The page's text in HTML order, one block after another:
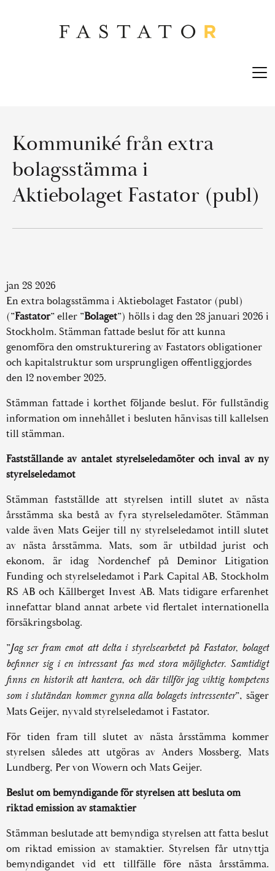
Open
Kommuniké från extra
bolagsstämma i
Aktiebolaget Fastator (publ)
jan 28 2026
En extra bolagsstämma i Aktiebolaget Fastator (publ)
(”Fastator” eller ”Bolaget”) hölls i dag den 28 januari 2026 i
Stockholm. Stämman fattade beslut för att kunna
genomföra den omstrukturering av Fastators obligationer
och kapitalstruktur som ursprungligen offentliggjordes
den 12 november 2025.
Stämman fattade i korthet följande beslut. För fullständig
information om innehållet i besluten hänvisas till kallelsen
till stämman.
Fastställande av antalet styrelseledamöter och inval av ny
styrelseledamot
Stämman fastställde att styrelsen intill slutet av nästa
årsstämma ska bestå av fyra styrelseledamöter. Stämman
valde även Mats Geijer till ny styrelseledamot intill slutet
av nästa årsstämma. Mats, som är utbildad jurist och
ekonom, är idag Nordenchef på Deminor Litigation
Funding och styrelseledamot i Park Capital AB, Stockholm
RS AB och Källberget Invest AB. Mats tidigare erfarenhet
innefattar bland annat arbete vid flertalet internationella
försäkringsbolag.
”Jag ser fram emot att delta i styrelsearbetet på Fastator, bolaget
befinner sig i en intressant fas med stora möjligheter. Samtidigt
finns en historik att hantera, och där tillför jag viktig kompetens
som i slutändan kommer gynna alla bolagets intressenter”, säger
Mats Geijer, nyvald styrelseledamot i Fastator.
För tiden fram till slutet av nästa årsstämma kommer
styrelsen således att utgöras av Anders Mossberg, Mats
Lundberg, Per von Wowern och Mats Geijer.
Beslut om bemyndigande för styrelsen att besluta om
riktad emission av stamaktier
Stämman beslutade att bemyndiga styrelsen att fatta beslut
om riktad emission av stamaktier. Styrelsen får utnyttja
bemyndigandet vid ett tillfälle före nästa årsstämma.